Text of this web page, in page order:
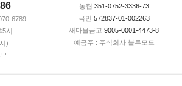
6789
5시
)
농협 351-0752-3336-73
국민 572837-01-002263
새마을금고 9005-0001-4473-8
예금주 : 주식회사 블루모드